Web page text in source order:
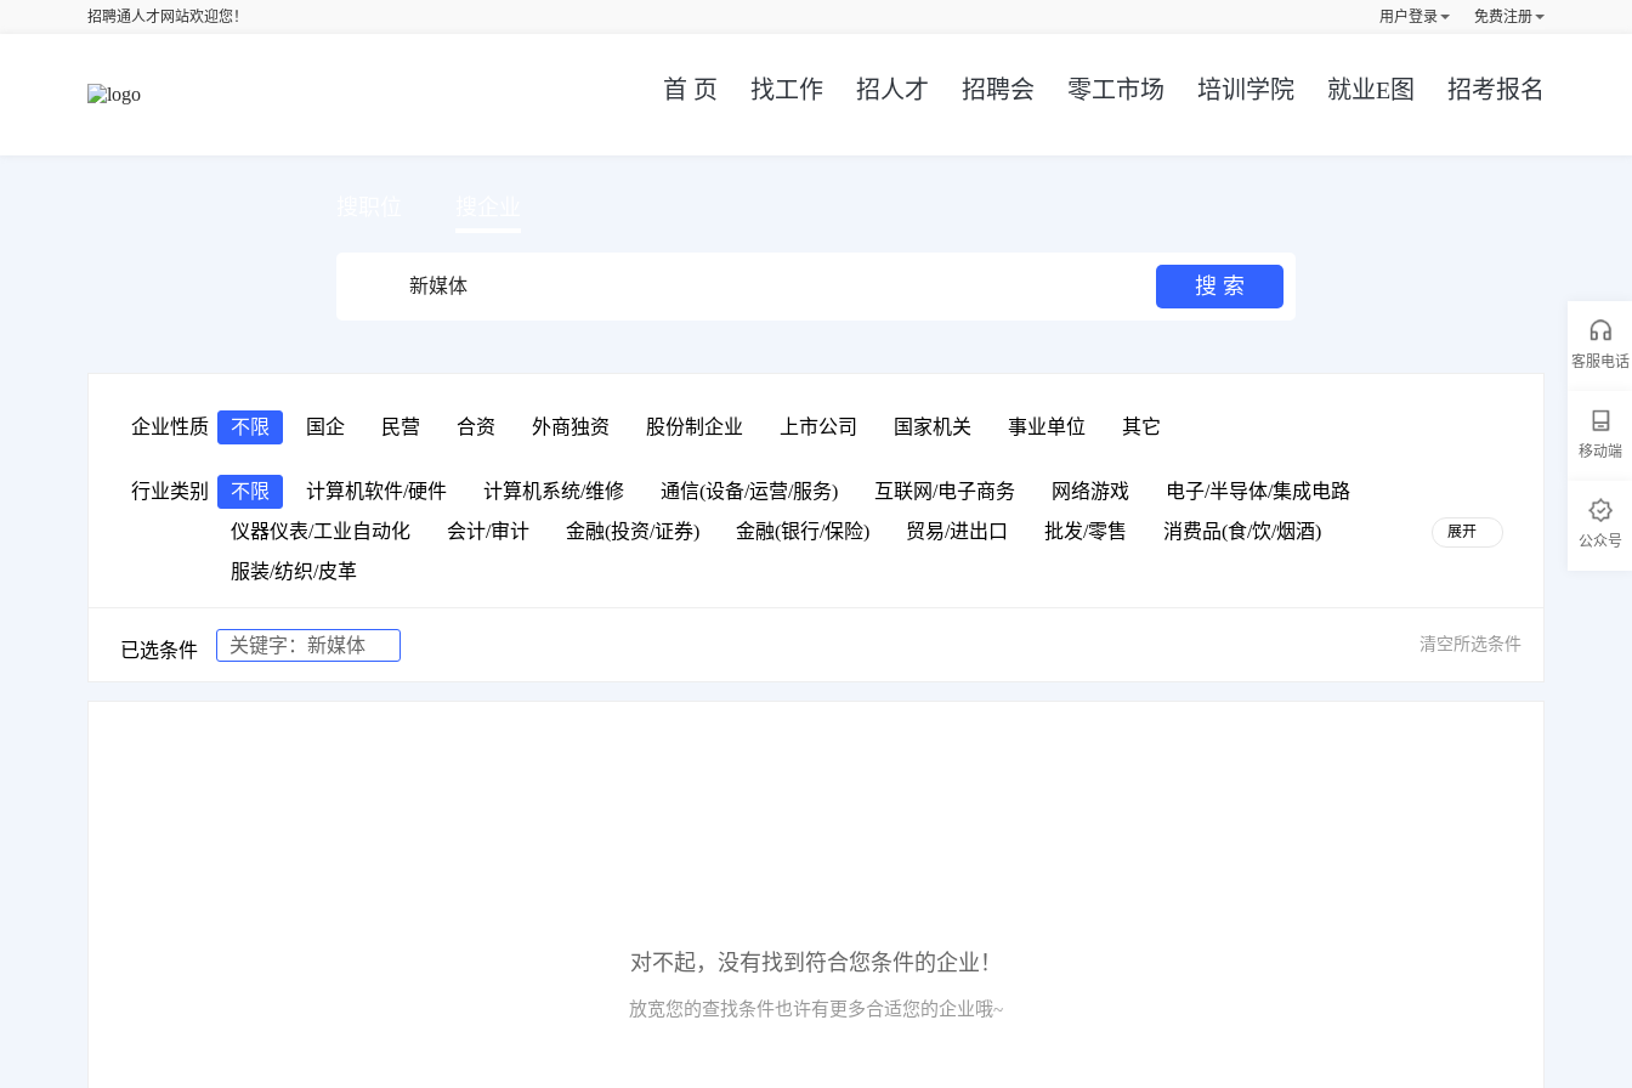
招聘通人才网站欢迎您！ 免费注册
用户登录
首 页 找工作 招人才 招聘会 零工市场 培训学院 就业E图 招考报名
企业性质 不限 国企 民营 合资 外商独资 股份制企业 上市公司 国家机关 事业单位 其它
行业类别 不限 计算机软件/硬件 计算机系统/维修 通信(设备/运营/服务) 互联网/电子商务 网络游戏
电子/半导体/集成电路
仪器仪表/工业自动化
会计/审计 金融(投资/证券) 金融(银行/保险) 贸易/进出口 批发/零售
消费品(食/饮/烟酒)
服装/纺织/皮革
展开
已选条件 关键字： 新媒体 清空所选条件
对不起，没有找到符合您条件的企业！
放宽您的查找条件也许有更多合适您的企业哦~
客服电话
移动端
公众号